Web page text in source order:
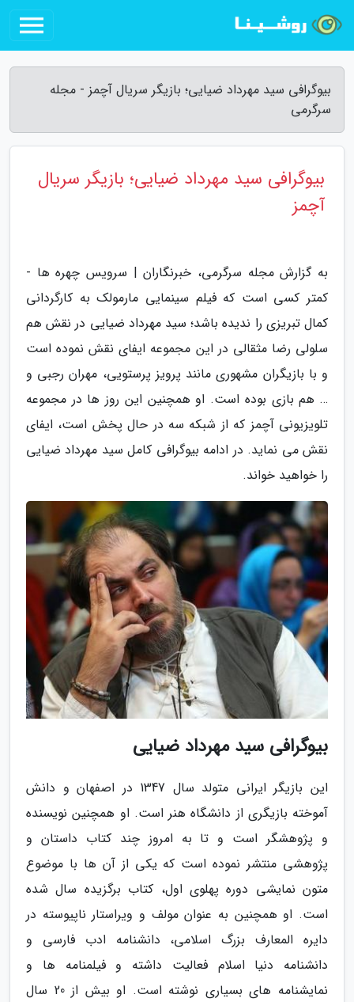
بیوگرافی سید مهرداد ضیایی؛ بازیگر سریال آچمز - مجله
سرگرمی
بیوگرافی سید مهرداد ضیایی؛ بازیگر سریال
آچمز
به گزارش مجله سرگرمی، خبرنگاران | سرویس چهره ها -
کمتر کسی است که فیلم سینمایی مارمولک به کارگردانی
کمال تبریزی را ندیده باشد؛ سید مهرداد ضیایی در نقش هم
سلولی رضا مثقالی در این مجموعه ایفای نقش نموده است
و با بازیگران مشهوری مانند پرویز پرستویی، مهران رجبی و
… هم بازی بوده است. او همچنین این روز ها در مجموعه
تلویزیونی آچمز که از شبکه سه در حال پخش است، ایفای
نقش می نماید. در ادامه بیوگرافی کامل سید مهرداد ضیایی
را خواهید خواند.
بیوگرافی سید مهرداد ضیایی
این بازیگر ایرانی متولد سال 1347 در اصفهان و دانش
آموخته بازیگری از دانشگاه هنر است. او همچنین نویسنده
و پژوهشگر است و تا به امروز چند کتاب داستان و
پژوهشی منتشر نموده است که یکی از آن ها با موضوع
متون نمایشی دوره پهلوی اول، کتاب برگزیده سال شده
است. او همچنین به عنوان مولف و ویراستار ناپیوسته در
دایره المعارف بزرگ اسلامی، دانشنامه ادب فارسی و
دانشنامه دنیا اسلام فعالیت داشته و فیلمنامه ها و
نمایشنامه های بسیاری نوشته است. او بیش از 20 سال